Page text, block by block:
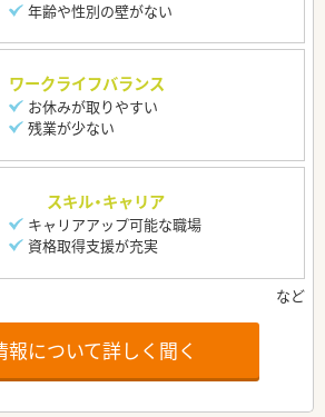
年齢や性別の壁がない
ワークライフバランス
お休みが取りやすい
残業が少ない
スキル・キャリア
キャリアアップ可能な職場
資格取得支援が充実
報について詳しく聞く